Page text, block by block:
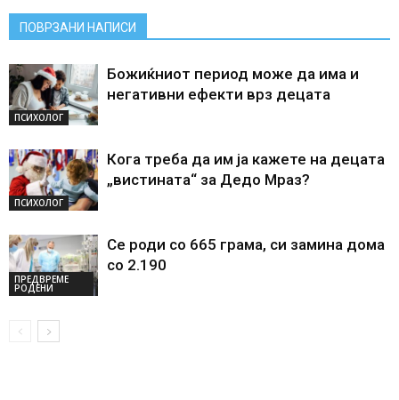
ПОВРЗАНИ НАПИСИ
ПСИХОЛОГ
Божиќниот период може да има и
негативни ефекти врз децата
ПСИХОЛОГ
Кога треба да им ја кажете на децата
„вистината“ за Дедо Мраз?
ПРЕДВРЕМЕ
РОДЕНИ
Се роди со 665 грама, си замина дома
со 2.190